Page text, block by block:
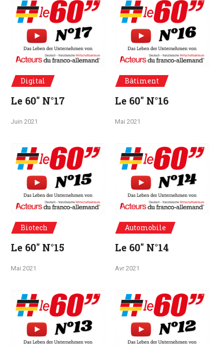
Digital
Le 60" N°17
Juin 2021
Bâtiment
Le 60" N°16
Mai 2021
Biotech
Le 60" N°15
Mai 2021
Automobile
Le 60" N°14
Avr 2021